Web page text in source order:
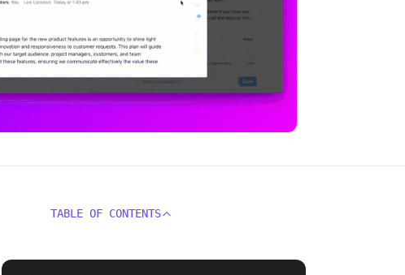
TABLE OF CONTENTS